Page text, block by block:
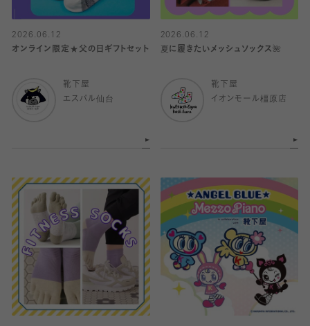
2026.06.12
オンライン限定★父の日ギフトセット
靴下屋
エスパル仙台
2026.06.12
夏に履きたいメッシュソックス🌺
靴下屋
イオンモール橿原店